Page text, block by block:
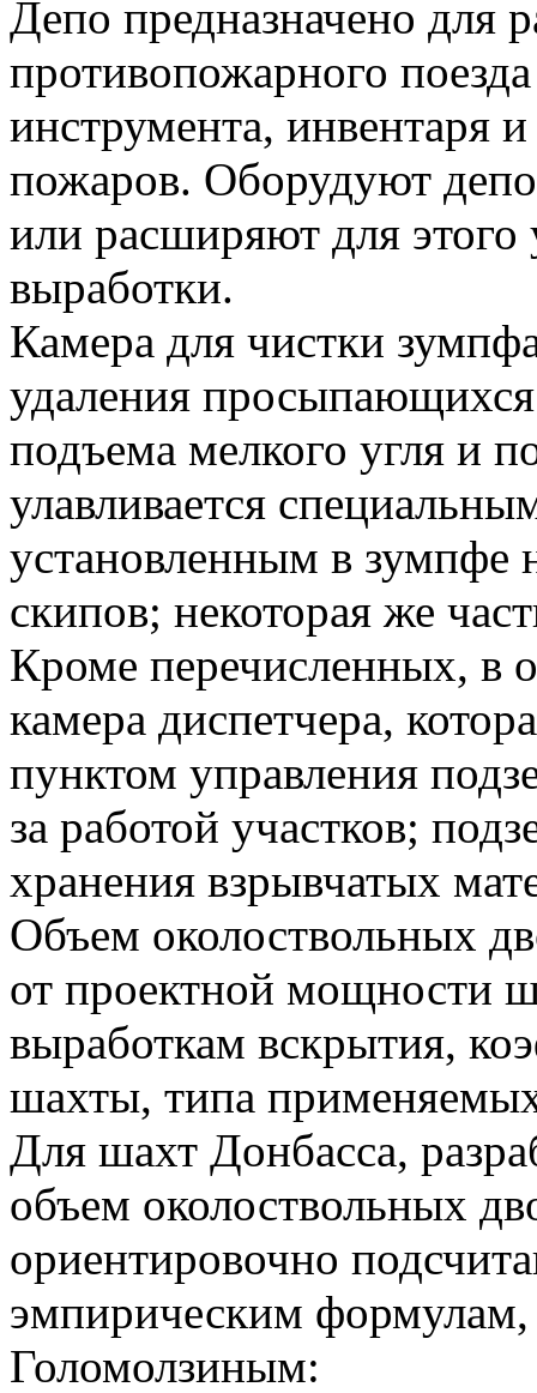
Депо предназначено для
противопожарного
инструмента, инвентаря
пожаров. Оборудуют
или расширяют для этого
выработки.
Камера для чистки
удаления
подъема мелкого угля и
улавливается
установленным в зумпфе
скипов; некоторая же
Кроме перечисленных, в
камера диспетчера,
пунктом управления
за работой участков;
хранения взрывчатых
Объем околоствольных
от проектной мощности
выработкам вскрытия,
шахты, типа
Для шахт Донбасса,
объем околоствольных
ориентировочно
эмпирическим
Голомолзиным: